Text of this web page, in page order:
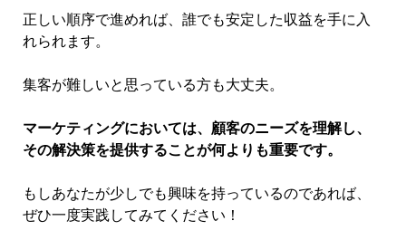
正しい順序で進めれば、誰でも安定した収益を手に入
れられます。
集客が難しいと思っている方も大丈夫。
マーケティングにおいては、顧客のニーズを理解し、
その解決策を提供することが何よりも重要です。
もしあなたが少しでも興味を持っているのであれば、
ぜひ一度実践してみてください！